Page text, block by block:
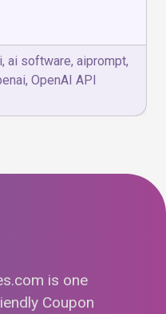
, ai software, aiprompt,
, OpenAI API
is one
Coupon